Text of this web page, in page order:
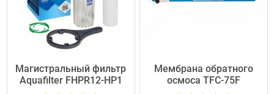
Магистральный фильтр
Aquafilter FHPR12-HP1
Мембрана обратного
осмоса TFC-75F